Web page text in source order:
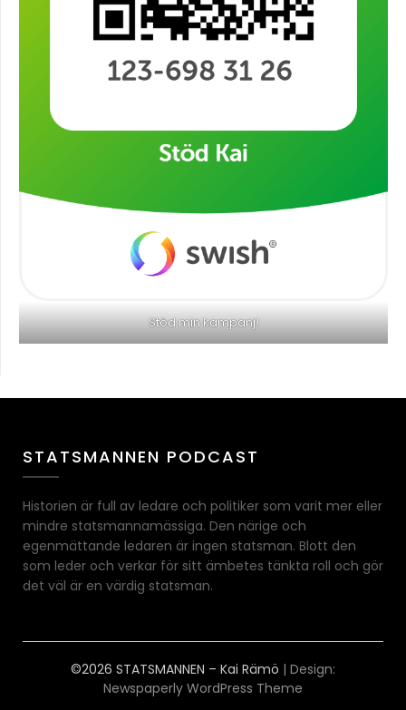
Stöd min kampanj!
STATSMANNEN PODCAST
Historien är full av ledare och politiker som varit mer eller
mindre statsmannamässiga. Den närige och
egenmättande ledaren är ingen statsman. Blott den
som leder och verkar för sitt ämbetes tänkta roll och gör
det väl är en värdig statsman.
©2026 STATSMANNEN – Kai Rämö | Design:
Newspaperly WordPress Theme